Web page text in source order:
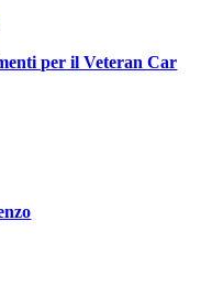
per il Veteran Car